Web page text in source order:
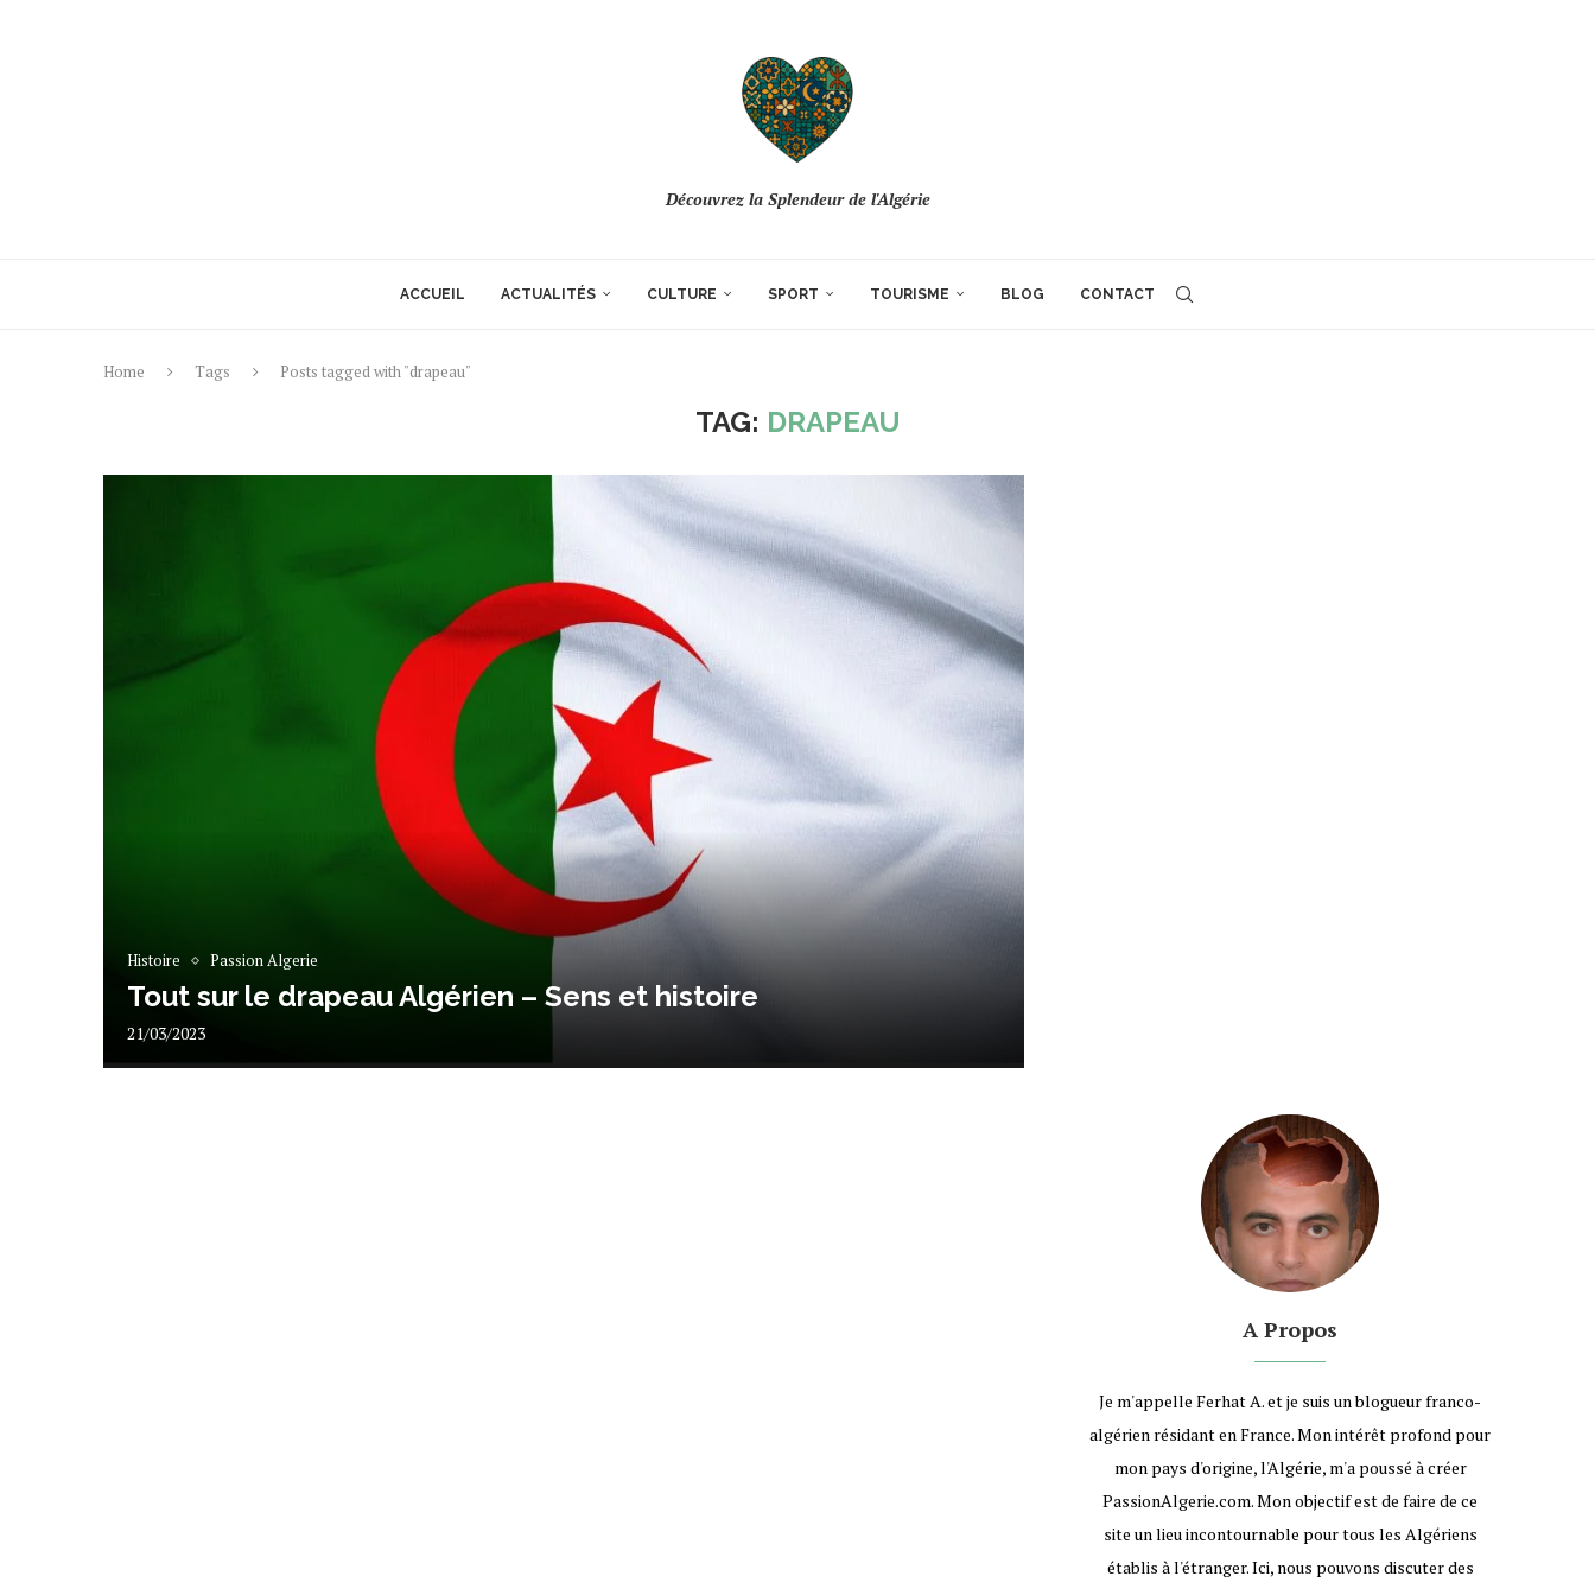
Découvrez la Splendeur de l'Algérie
ACCUEIL ACTUALITÉS CULTURE SPORT TOURISME BLOG CONTACT
Home Tags Posts tagged with "drapeau"
TAG: DRAPEAU
Histoire Passion Algerie
Tout sur le drapeau Algérien – Sens et histoire
21/03/2023
A Propos
Je m'appelle Ferhat A. et je suis un blogueur franco-
algérien résidant en France. Mon intérêt profond pour
mon pays d'origine, l'Algérie, m'a poussé à créer
PassionAlgerie.com. Mon objectif est de faire de ce
site un lieu incontournable pour tous les Algériens
établis à l'étranger. Ici, nous pouvons discuter des